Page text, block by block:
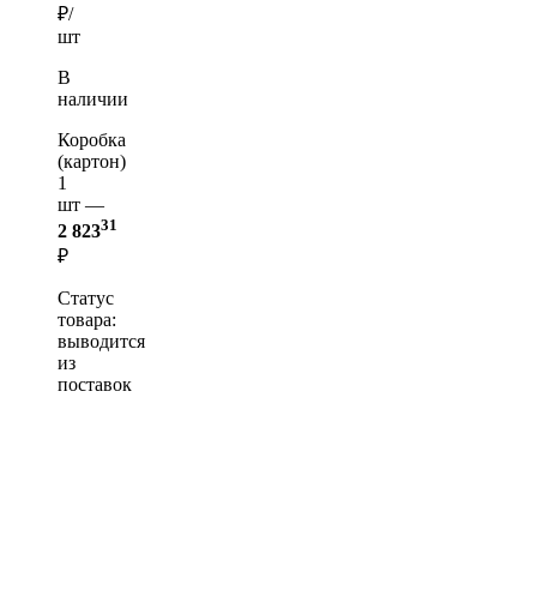
₽/
шт
В
наличии
Коробка
(картон)
1
шт —
2 82331
₽
Статус
товара:
выводится
из
поставок